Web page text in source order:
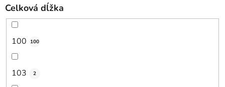
Celková dĺžka
100 100
103 2